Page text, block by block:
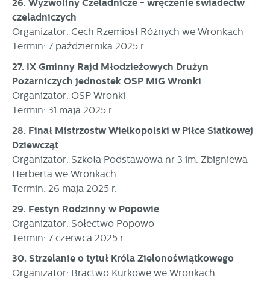
26. Wyzwoliny Czeladnicze - wręczenie świadectw
czeladniczych
Organizator: Cech Rzemiosł Różnych we Wronkach
Termin: 7 października 2025 r.
27. IX Gminny Rajd Młodzieżowych Drużyn
Pożarniczych jednostek OSP MiG Wronki
Organizator: OSP Wronki
Termin: 31 maja 2025 r.
28. Finał Mistrzostw Wielkopolski w Piłce Siatkowej
Dziewcząt
Organizator: Szkoła Podstawowa nr 3 im. Zbigniewa
Herberta we Wronkach
Termin: 26 maja 2025 r.
29. Festyn Rodzinny w Popowie
Organizator: Sołectwo Popowo
Termin: 7 czerwca 2025 r.
30. Strzelanie o tytuł Króla Zielonoświątkowego
Organizator: Bractwo Kurkowe we Wronkach